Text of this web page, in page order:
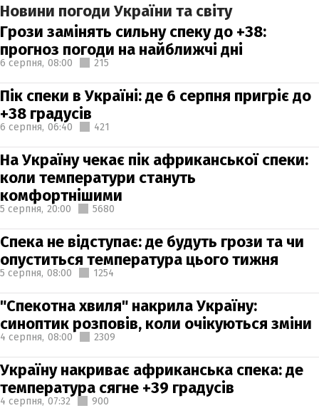
Новини погоди України та світу
Грози замінять сильну спеку до +38:
прогноз погоди на найближчі дні
6 серпня, 08:00 215
Пік спеки в Україні: де 6 серпня пригріє до
+38 градусів
6 серпня, 06:40 421
На Україну чекає пік африканської спеки:
коли температури стануть
комфортнішими
5 серпня, 20:00 5680
Спека не відступає: де будуть грози та чи
опуститься температура цього тижня
5 серпня, 08:00 1254
"Спекотна хвиля" накрила Україну:
синоптик розповів, коли очікуються зміни
4 серпня, 08:00 2309
Україну накриває африканська спека: де
температура сягне +39 градусів
4 серпня, 07:32 900